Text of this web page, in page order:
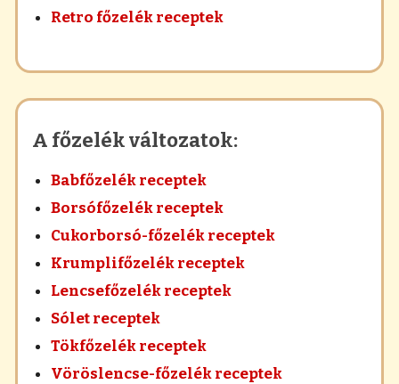
Retro főzelék receptek
A főzelék változatok:
Babfőzelék receptek
Borsófőzelék receptek
Cukorborsó-főzelék receptek
Krumplifőzelék receptek
Lencsefőzelék receptek
Sólet receptek
Tökfőzelék receptek
Vöröslencse-főzelék receptek